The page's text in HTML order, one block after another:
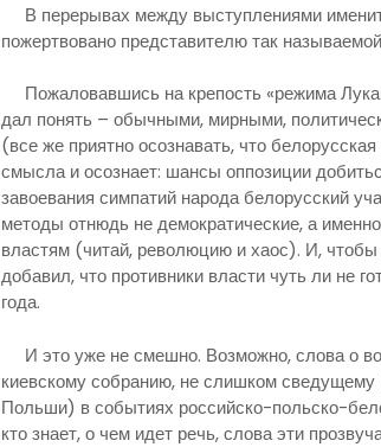
В перерывах между выступлениями
пожертвовано представителю так
Пожаловавшись на крепость «режима
дал понять – обычными, мирными,
(все же приятно осознавать, что
смысла и осознает: шансы оппозиции
завоевания симпатий народа белорусский
методы отнюдь не демократические, а
властям (читай, революцию и хаос). И,
добавил, что противники власти чуть ли не
года.
И это уже не смешно. Возможно, слова о
киевскому собранию, не слишком
Польши) в событиях российско-польско-
кто знает, о чем идет речь, слова эти